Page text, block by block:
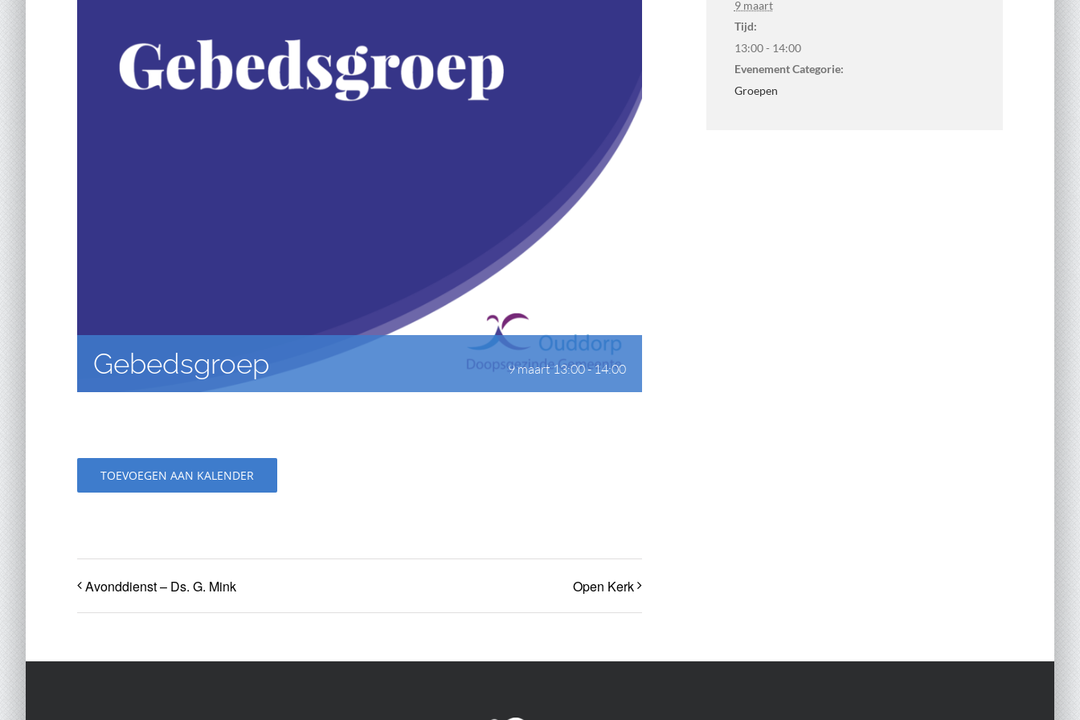
Gebedsgroep 9 maart 13:00-14:00
TOEVOEGEN AAN KALENDER
Avonddienst – Ds. G. Mink Open Kerk
9 maart
Tijd:
13:00 - 14:00
Evenement Categorie:
Groepen